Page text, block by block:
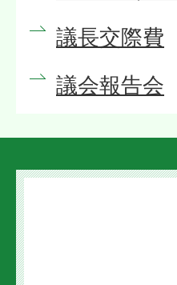
議長交際費
議会報告会